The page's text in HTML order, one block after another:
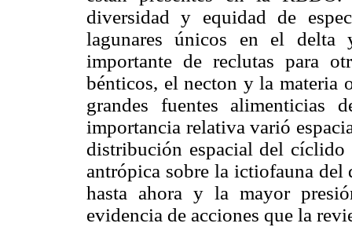
diversidad y equidad de
lagunares únicos en el delta
importante de reclutas para
bénticos, el necton y la materia
grandes fuentes alimenticias
importancia relativa varió
distribución espacial del cíclido
antrópica sobre la ictiofauna del
hasta ahora y la mayor
evidencia de acciones que la